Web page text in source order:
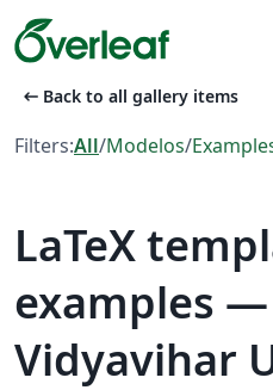
arrow_left_alt Back to all gallery items
Filters:All/Modelos/
LaTeX
examples —
Vidyavihar